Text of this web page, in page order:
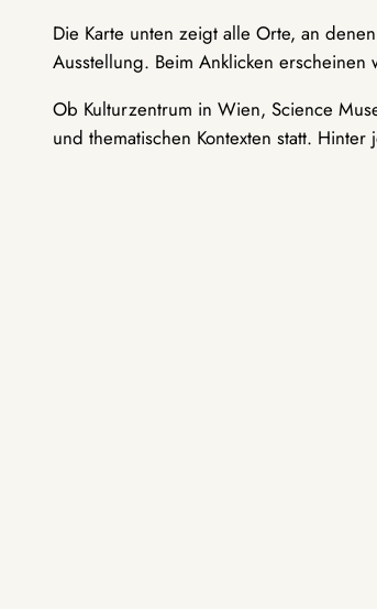
Die Karte unten zeigt alle Orte, an
Ausstellung. Beim Anklicken
Ob Kulturzentrum in Wien, Science
und thematischen Kontexten statt.